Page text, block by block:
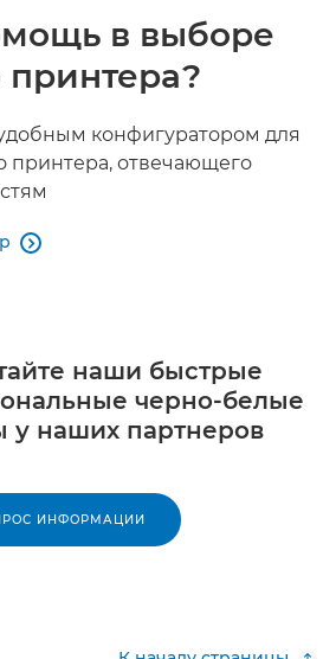
в выборе
конфигуратором для
принтера, отвечающего

наши быстрые
черно-белые
у наших партнеров
ИНФОРМАЦИИ